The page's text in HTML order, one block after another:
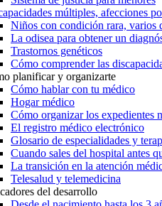
múltiples, afecciones
Niños con condición rara, varios
La odisea para obtener un
Trastornos genéticos
Cómo comprender las
planificar y organizarte
Cómo hablar con tu médico
Hogar médico
Cómo organizar los expedientes
El registro médico electrónico
Glosario de especialidades y
Cuando sales del hospital antes
La transición en la atención
Telesalud y telemedicina
del desarrollo